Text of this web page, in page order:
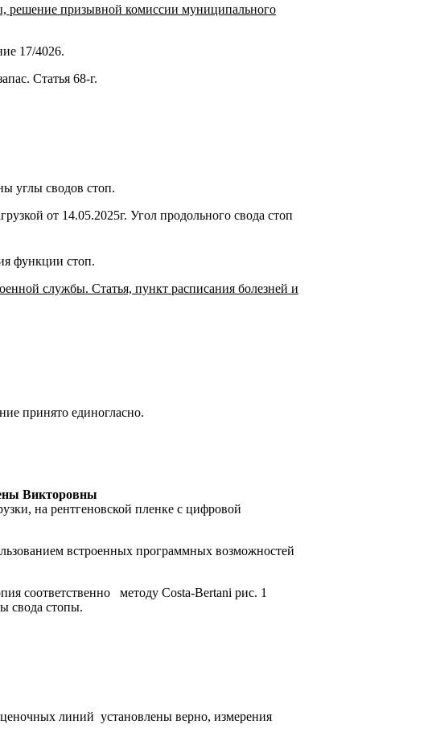
решение призывной комиссии муниципального
17/4026.
Статья 68-г.
углы сводов стоп.
от 14.05.2025г. Угол продольного свода стоп
функции стоп.
службы. Статья, пункт расписания болезней и
принято единогласно.
Викторовны
на рентгеновской пленке с цифровой
встроенных программных возможностей
соответственно методу Costa-Bertani рис. 1
свода стопы.
линий установлены верно, измерения